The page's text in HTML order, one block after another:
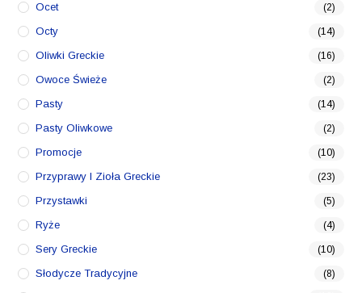
Ocet (2)
Octy (14)
Oliwki Greckie (16)
Owoce Świeże (2)
Pasty (14)
Pasty Oliwkowe (2)
Promocje (10)
Przyprawy I Zioła Greckie (23)
Przystawki (5)
Ryże (4)
Sery Greckie (10)
Słodycze Tradycyjne (8)